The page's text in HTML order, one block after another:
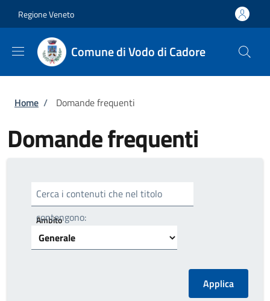
Regione Veneto
Comune di Vodo di Cadore
Briciole di pane
Home / Domande frequenti
Domande frequenti
Cerca i contenuti che nel titolo
contengono:
Ambito